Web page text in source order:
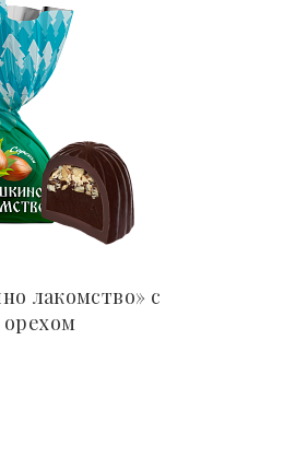
лакомство» с
орехом